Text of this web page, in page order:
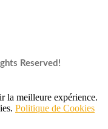
Reserved!
la meilleure expérience.
Politique de Cookies